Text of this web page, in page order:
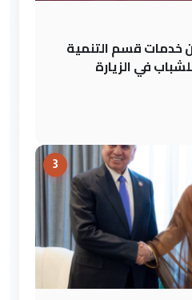
خدمات قسم التنمية
في الزيارة
3